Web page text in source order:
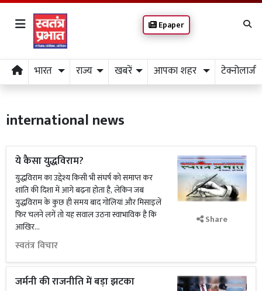
Epaper
भारत राज्य खबरें आपका शहर टेक्नोलाजी
international news
ये कैसा युद्धविराम?
युद्धविराम का उद्देश्य किसी भी संघर्ष को समाप्त कर
शांति की दिशा में आगे बढ़ना होता है, लेकिन जब
युद्धविराम के कुछ ही समय बाद गोलियां और मिसाइलें
फिर चलने लगें तो यह सवाल उठना स्वाभाविक है कि
आखिर...
स्वतंत्र विचार
Share
जर्मनी की राजनीति में बड़ा झटका